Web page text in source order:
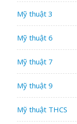
Mỹ thuật 3
Mỹ thuật 6
Mỹ thuật 7
Mỹ thuật 9
Mỹ thuật THCS